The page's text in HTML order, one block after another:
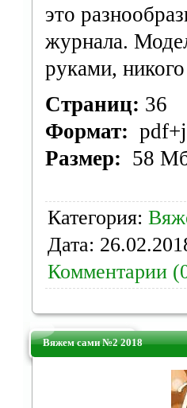
это
журнала.
руками,
Страниц: 36
Формат:
Размер: 58
Категория:
Дата:
Комментарии
Вяжем сами №2 2018